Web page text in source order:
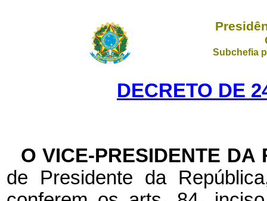
Subchefia
DECRETO DE
O VICE-PRESIDENTE
de Presidente da